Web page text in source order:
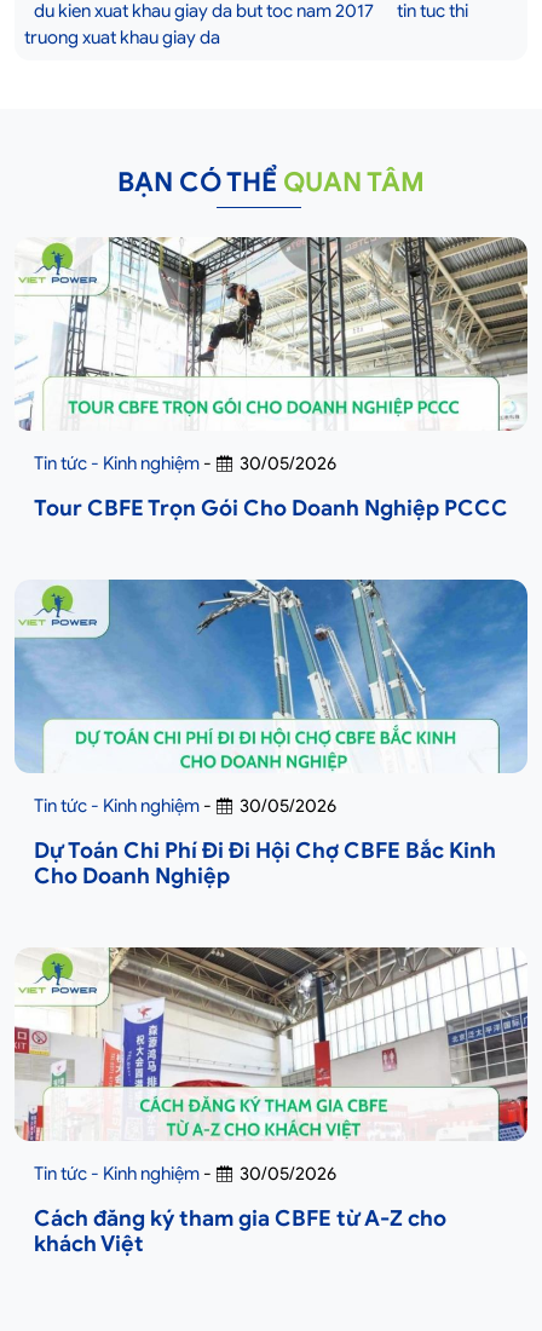
du kien xuat khau giay da but toc nam 2017
tin tuc thi
truong xuat khau giay da
BẠN CÓ THỂ QUAN TÂM
Tin tức - Kinh nghiệm - 30/05/2026
Tour CBFE Trọn Gói Cho Doanh Nghiệp PCCC
Tin tức - Kinh nghiệm - 30/05/2026
Dự Toán Chi Phí Đi Đi Hội Chợ CBFE Bắc Kinh
Cho Doanh Nghiệp
Tin tức - Kinh nghiệm - 30/05/2026
Cách đăng ký tham gia CBFE từ A-Z cho
khách Việt